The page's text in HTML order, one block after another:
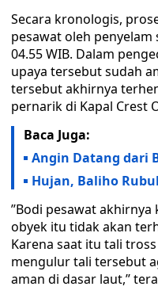
Secara kronologis,
pesawat oleh
04.55 WIB. Dalam
upaya tersebut sudah
tersebut akhirnya
pernarik di Kapal Crest
Baca Juga:
Angin Datang dari
Hujan, Baliho
’’Bodi pesawat
obyek itu tidak akan
Karena saat itu tali
mengulur tali tersebut
aman di dasar laut,’’